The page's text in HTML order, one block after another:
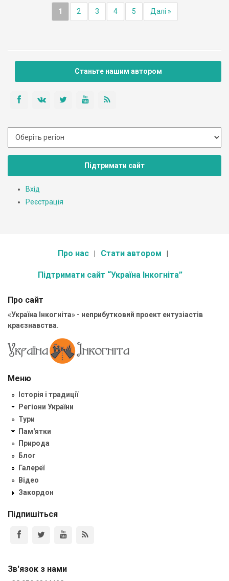
1 2 3 4 5 Далі »
Станьте нашим автором
Підтримати сайт
Вхід
Реєстрація
Про нас Стати автором
Підтримати сайт “Україна Інкогніта”
Про сайт
«Україна Інкогніта» - неприбутковий проект ентузіастів
краєзнавства.
Меню
Історія і традиції
Регіони України
Тури
Пам'ятки
Природа
Блог
Галереї
Відео
Закордон
Підпишіться
Зв'язок з нами